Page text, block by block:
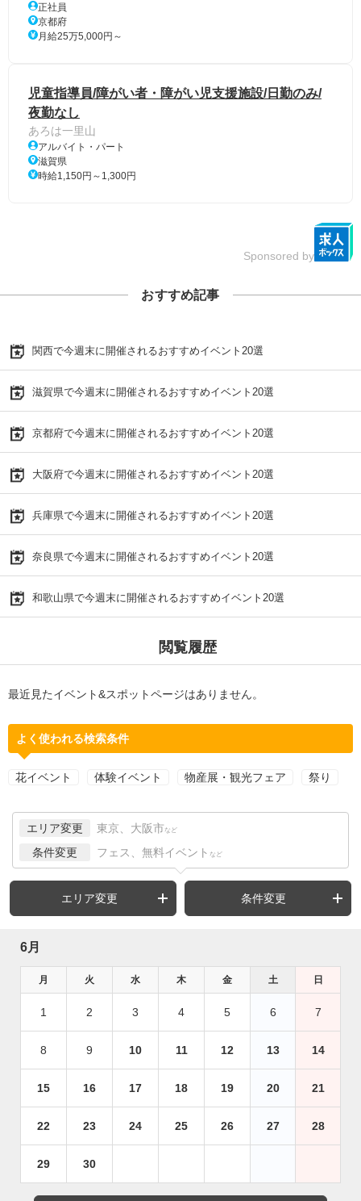
正社員
京都府
月給25万5,000円～
児童指導員/障がい者・障がい児支援施設/日勤のみ/
夜勤なし
あろは一里山
アルバイト・パート
滋賀県
時給1,150円～1,300円
Sponsored by
おすすめ記事
関西で今週末に開催されるおすすめイベント20選
滋賀県で今週末に開催されるおすすめイベント20選
京都府で今週末に開催されるおすすめイベント20選
大阪府で今週末に開催されるおすすめイベント20選
兵庫県で今週末に開催されるおすすめイベント20選
奈良県で今週末に開催されるおすすめイベント20選
和歌山県で今週末に開催されるおすすめイベント20選
閲覧履歴
最近見たイベント&スポットページはありません。
よく使われる検索条件
花イベント 体験イベント 物産展・観光フェア 祭り
エリア変更 東京、大阪市 など
条件変更 フェス、無料イベント など
エリア変更 条件変更
6月
月 火 水 木 金 土 日
1 2 3 4 5 6 7
8 9 10 11 12 13 14
15 16 17 18 19 20 21
22 23 24 25 26 27 28
29 30